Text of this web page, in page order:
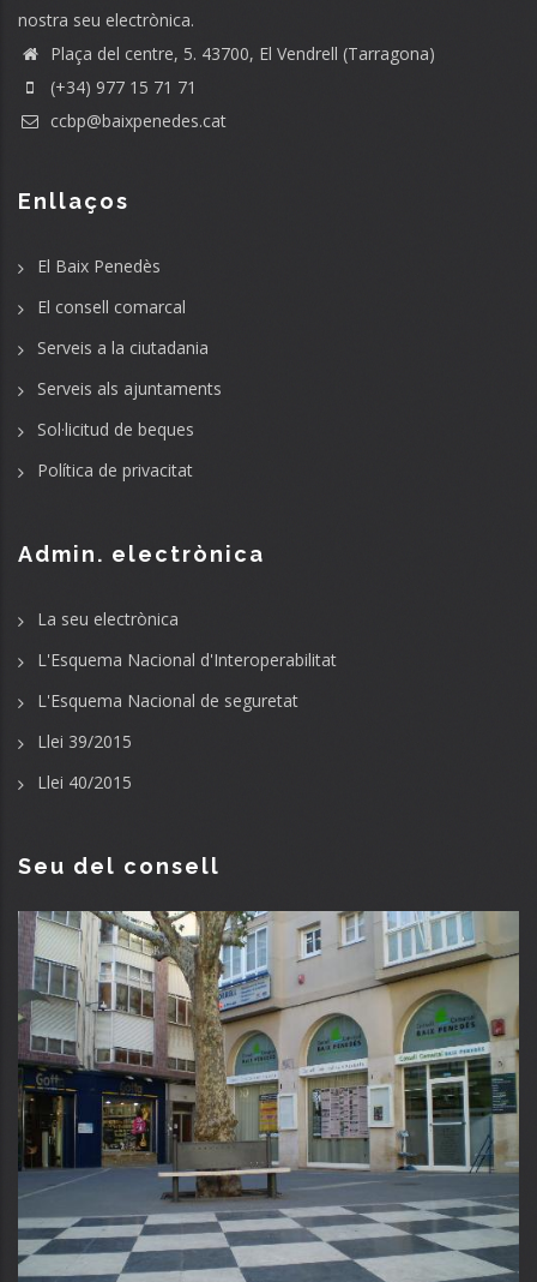
nostra seu electrònica.
Plaça del centre, 5. 43700, El Vendrell (Tarragona)
(+34) 977 15 71 71
ccbp@baixpenedes.cat
Enllaços
El Baix Penedès
El consell comarcal
Serveis a la ciutadania
Serveis als ajuntaments
Sol·licitud de beques
Política de privacitat
Admin. electrònica
La seu electrònica
L'Esquema Nacional d'Interoperabilitat
L'Esquema Nacional de seguretat
Llei 39/2015
Llei 40/2015
Seu del consell